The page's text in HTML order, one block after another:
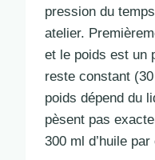
pression du
atelier.
et le poids est un
reste constant
poids dépend du
pèsent pas
300 ml d’huile